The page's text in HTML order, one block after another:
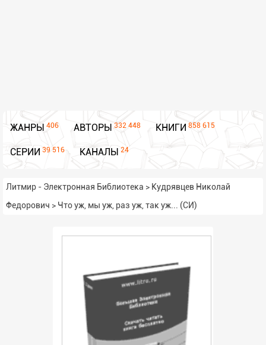
ЖАНРЫ 406 АВТОРЫ 332 448 КНИГИ 858 615
СЕРИИ 39 516 КАНАЛЫ 24
Литмир - Электронная Библиотека > Кудрявцев Николай
Федорович > Что уж, мы уж, раз уж, так уж... (СИ)